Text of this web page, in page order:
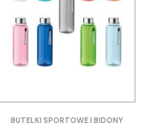
BUTELKI SPORTOWE I BIDONY